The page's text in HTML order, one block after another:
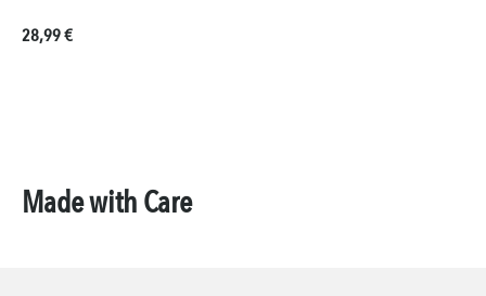
Regulärer Preis:
28,99 €
Made with Care